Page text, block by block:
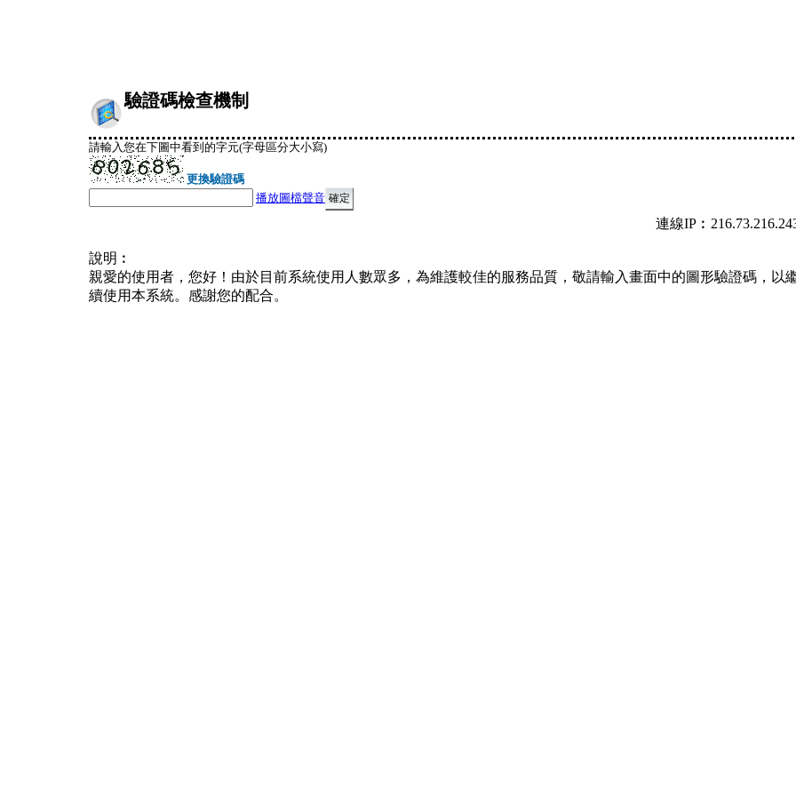
驗證碼檢查機制
請輸入您在下圖中看到的字元(字母區分大小寫)
更換驗證碼
播放圖檔聲音
連線
說明︰
親愛的使用者，您好！由於目前系統使用人數眾多，為維護較佳的服務品質，敬請輸入畫面中的圖形驗證碼，以
續使用本系統。感謝您的配合。